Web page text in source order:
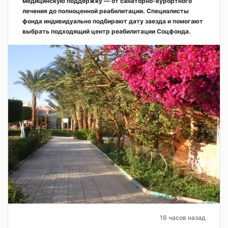
лечения до полноценной реабилитации. Специалисты
фонда индивидуально подбирают дату заезда и помогают
выбрать подходящий центр реабилитации Соцфонда.
16 часов назад